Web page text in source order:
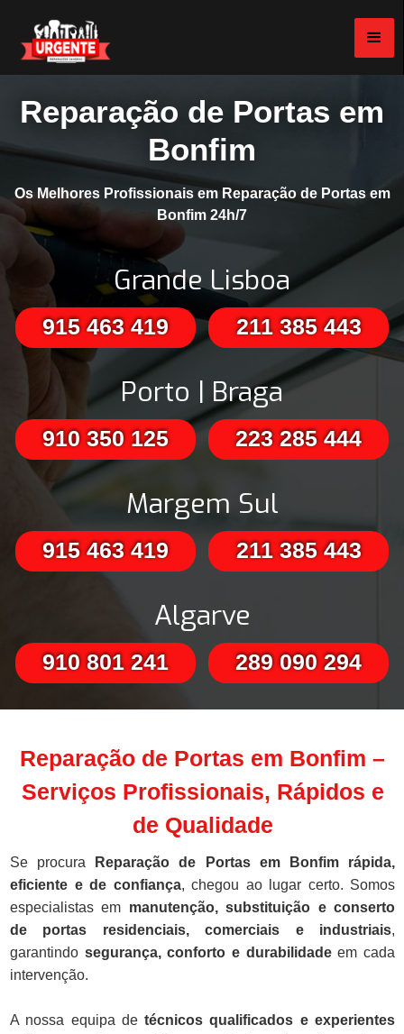
Reparação de Portas em
Bonfim
Os Melhores Profissionais em Reparação de Portas em
Bonfim 24h/7
Grande Lisboa
915 463 419 211 385 443
Porto | Braga
910 350 125 223 285 444
Margem Sul
915 463 419 211 385 443
Algarve
910 801 241 289 090 294
Reparação de Portas em Bonfim –
Serviços Profissionais, Rápidos e
de Qualidade
Se procura
Reparação de Portas em Bonfim rápida,
eficiente e de confiança, chegou ao lugar certo. Somos
especialistas em manutenção, substituição e conserto
de portas residenciais, comerciais e industriais,
garantindo segurança, conforto e durabilidadeem cada
intervenção.
A nossa equipa detécnicos qualificados e experientes